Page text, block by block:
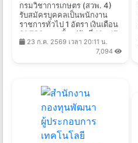
กรมวิชาการเกษตร (สวพ. 4)
รับสมัครบุคคลเป็นพนักงาน
ราชการทั่วไป 1 อัตรา เงินเดือน
21,780 บาท ตั้งแต่วันที่ 10 - 17
ส.ค. 2569
23 ก.ค. 2569 เวลา 20:11 น.
7,094